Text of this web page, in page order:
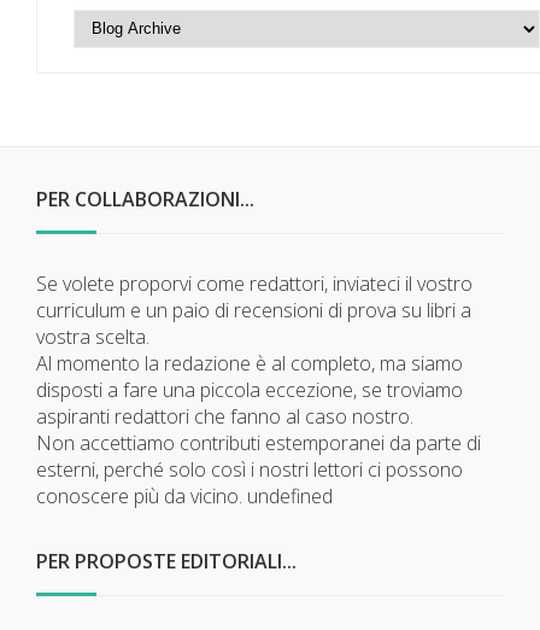
PER COLLABORAZIONI...
Se volete proporvi come redattori, inviateci il vostro
curriculum e un paio di recensioni di prova su libri a
vostra scelta.
Al momento la redazione è al completo, ma siamo
disposti a fare una piccola eccezione, se troviamo
aspiranti redattori che fanno al caso nostro.
Non accettiamo contributi estemporanei da parte di
esterni, perché solo così i nostri lettori ci possono
conoscere più da vicino. undefined
PER PROPOSTE EDITORIALI...